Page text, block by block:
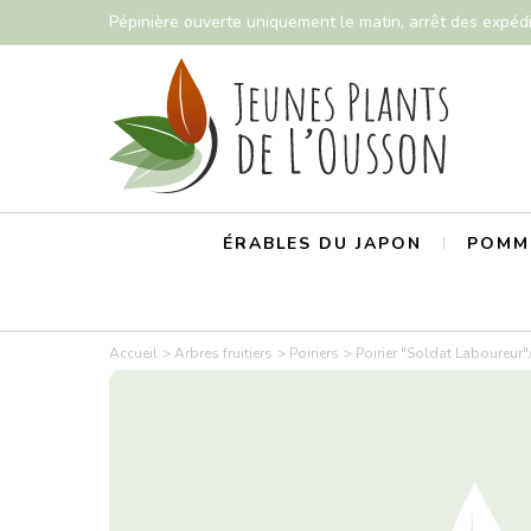
Pépinière ouverte uniquement le matin, arrêt des
ÉRABLES DU JAPON
Accueil Arbres fruitiers Poiriers Poirier "Soldat